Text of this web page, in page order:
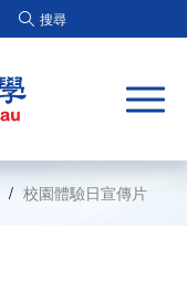
搜尋
/ 校園體驗日宣傳片